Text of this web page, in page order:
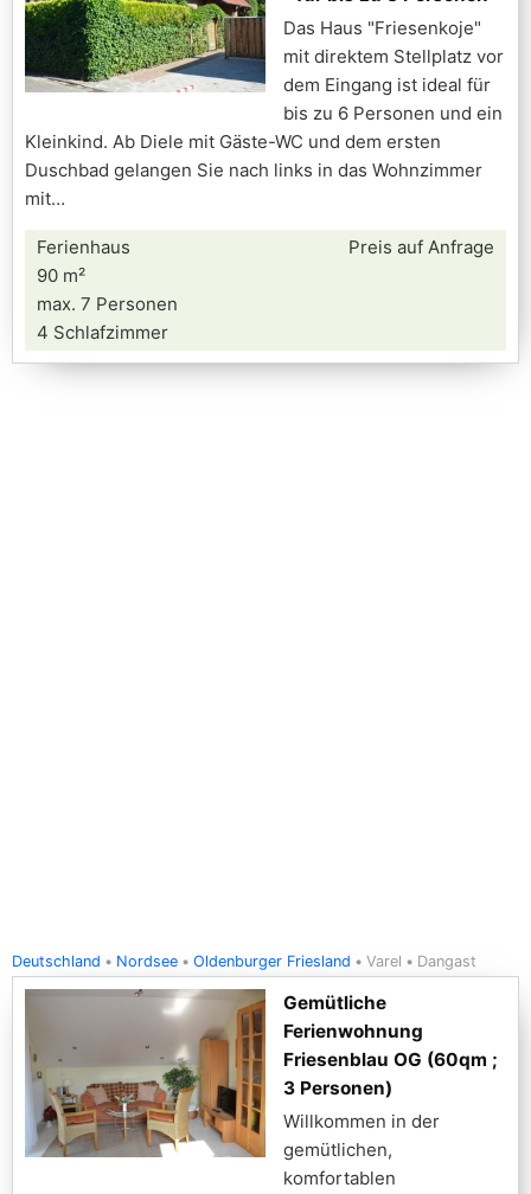
Das Haus "Friesenkoje"
mit direktem Stellplatz vor
dem Eingang ist ideal für
bis zu 6 Personen und ein
Kleinkind. Ab Diele mit Gäste-WC und dem ersten
Duschbad gelangen Sie nach links in das Wohnzimmer
mit
Ferienhaus
90 m²
max. 7 Personen
4 Schlafzimmer
Preis auf Anfrage
Deutschland Nordsee Oldenburger Friesland Varel Dangast
Gemütliche
Ferienwohnung
Friesenblau OG (60qm ;
3 Personen)
Willkommen in der
gemütlichen,
komfortablen